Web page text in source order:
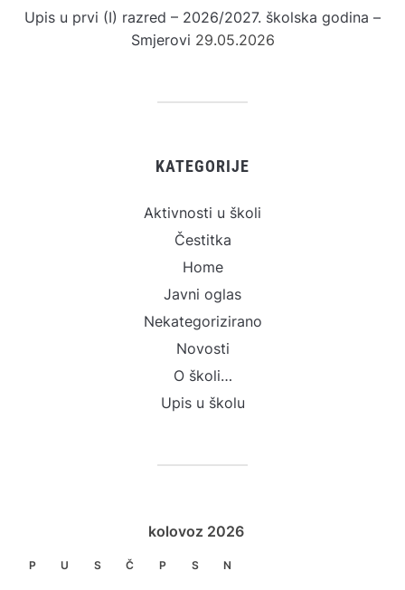
Upis u prvi (I) razred – 2026/2027. školska godina –
Smjerovi 29.05.2026
KATEGORIJE
Aktivnosti u školi
Čestitka
Home
Javni oglas
Nekategorizirano
Novosti
O školi…
Upis u školu
kolovoz 2026
P U S Č P S N